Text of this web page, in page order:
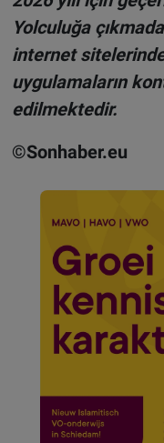
Yolculuğa
internet
uygulamaların
edilmektedir.
©Sonhaber.eu